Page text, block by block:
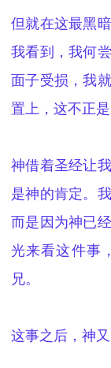
但就在这最黑
我看到，我何
面子受损，我
置上，这不正
神借着圣经让
是神的肯定。
而是因为神已
光来看这件事
兄。
这事之后，神